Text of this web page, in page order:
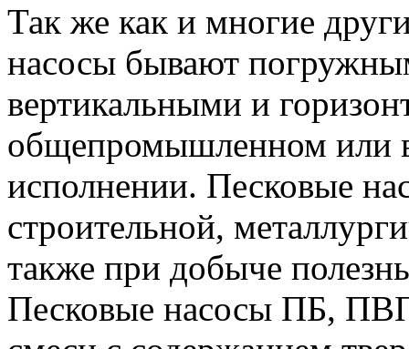
Так же как и многие
насосы бывают
вертикальными и
общепромышленном или
исполнении. Песковые
строительной,
также при добыче
Песковые насосы ПБ,